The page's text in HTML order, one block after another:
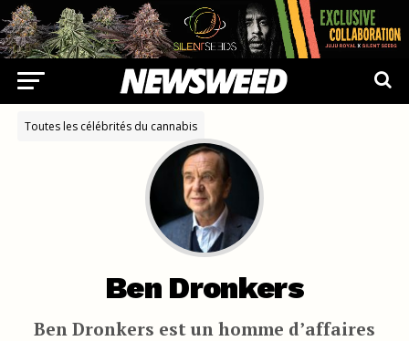
Toutes les célébrités du cannabis
Ben Dronkers
Ben Dronkers est un homme d’affaires